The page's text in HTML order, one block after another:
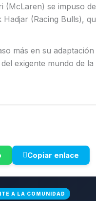
(McLaren) se impuso
(Racing Bulls),
más en su
exigente mundo de
Copiar enlace
A LA COMUNIDAD